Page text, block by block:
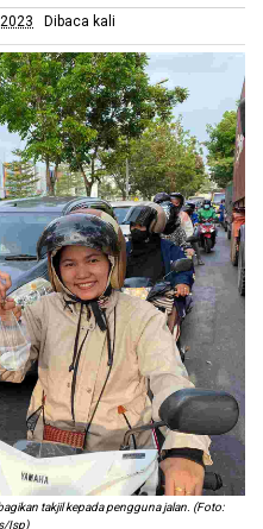
Dibaca kali
takjil kepada pengguna jalan. (Foto:
Isp)